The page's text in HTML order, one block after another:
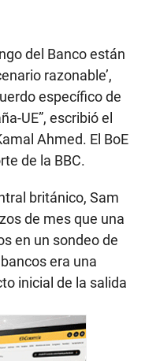
del Banco están
razonable’,
específico de
UE”, escribió el
Ahmed. El BoE
de la BBC.
británico, Sam
de mes que una
en un sondeo de
era una
inicial de la salida